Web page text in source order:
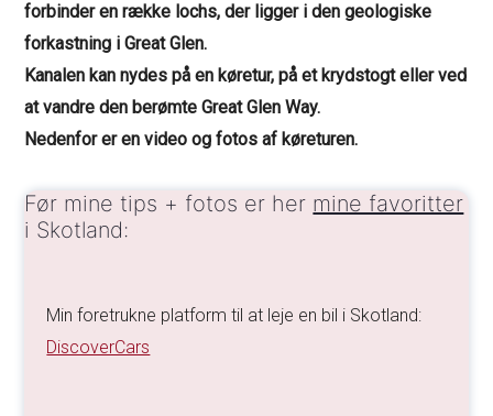
forbinder en række lochs, der ligger i den geologiske
forkastning i Great Glen.
Kanalen kan nydes på en køretur, på et krydstogt eller ved
at vandre den berømte Great Glen Way.
Nedenfor er en video og fotos af køreturen.
Før mine tips + fotos er her mine favoritter
i Skotland:
Min foretrukne platform til at leje en bil i Skotland:
DiscoverCars